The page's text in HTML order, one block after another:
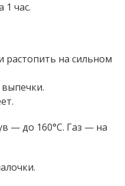
час.
растопить на сильном
— до 160°С. Газ — на